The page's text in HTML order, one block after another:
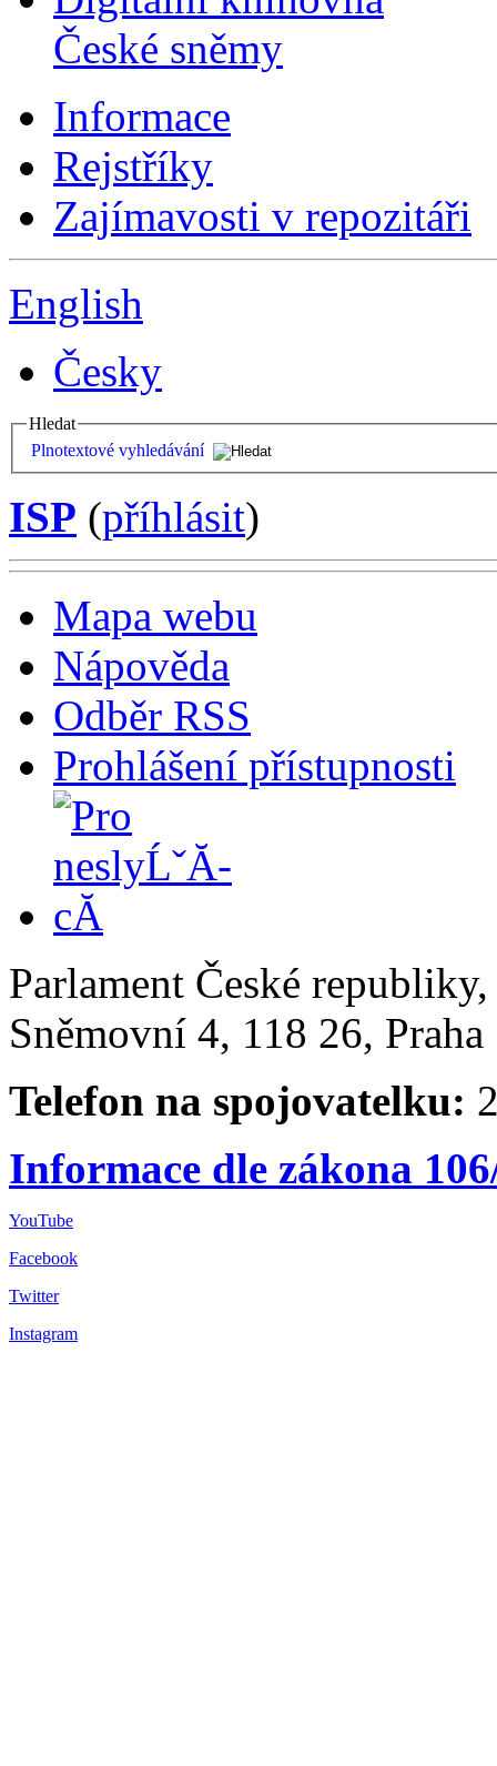
České sněmy
Informace
Rejstříky
Zajímavosti v repozitáři
English
Česky
Hledat
Plnotextové vyhledávání
ISP (příhlásit)
Mapa webu
Nápověda
Odběr RSS
Prohlášení přístupnosti
Parlament České
Sněmovní 4, 118 26,
Telefon na spojovatelku:
Informace dle zákona
YouTube
Facebook
Twitter
Instagram